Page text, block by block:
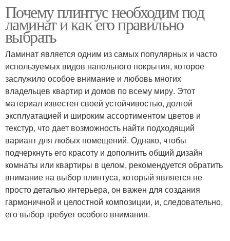
плинтус
Потолочные плинтусы
Плинтус в зависимости
Почему плинтус необходим под
ламинат и как его правильно
выбрать
Ламинат является одним из самых популярных и часто
используемых видов напольного покрытия, которое
заслужило особое внимание и любовь многих
владельцев квартир и домов по всему миру. Этот
материал известен своей устойчивостью, долгой
эксплуатацией и широким ассортиментом цветов и
текстур, что дает возможность найти подходящий
вариант для любых помещений. Однако, чтобы
подчеркнуть его красоту и дополнить общий дизайн
комнаты или квартиры в целом, рекомендуется обратить
внимание на выбор плинтуса, который является не
просто деталью интерьера, он важен для создания
гармоничной и целостной композиции, и, следовательно,
его выбор требует особого внимания.